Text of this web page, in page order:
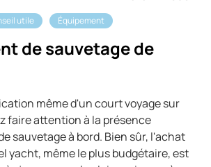
utile Équipement
de sauvetage de
même d'un court voyage sur
faire attention à la présence
sauvetage à bord. Bien sûr, l'achat
yacht, même le plus budgétaire, est